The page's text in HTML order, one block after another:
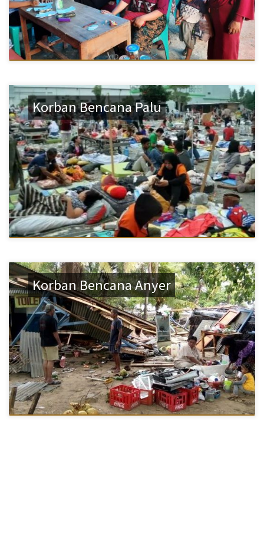
Korban Bencana Palu
Korban Bencana Anyer